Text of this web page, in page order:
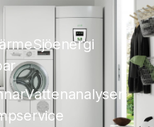
Sjöenergi
Vattenanalyser